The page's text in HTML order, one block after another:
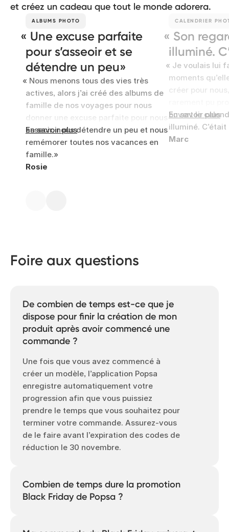
et créez un cadeau que tout le monde adorera.
ALBUMS PHOTO
Une excuse parfaite
pour s’asseoir et se
détendre un peu
Nous menons tous des vies très
actives, alors j’ai créé des albums de
famille de nos voyages pour nous
donner une excuse parfaite pour nous
asseoir, nous détendre un peu et nous
remémorer toutes nos vacances en
famille.
Rosie
En savoir plus
CALENDRIER
Son
illuminé.
Je voulais lui
moments
créer pour
ouvert le
illuminé.
Marc
En savoir plus
Foire aux questions
De combien de temps est-ce que je
dispose pour finir la création de mon
produit après avoir commencé une
commande ?
Une fois que vous avez commencé à
créer un modèle, l’application Popsa
enregistre automatiquement votre
progression afin que vous puissiez
prendre le temps que vous souhaitez pour
terminer votre commande. Assurez-vous
de le faire avant l’expiration des codes de
réduction le 30 novembre.
Combien de temps dure la promotion
Black Friday de Popsa ?
jusqu’au 30 novembre, alors assurez-vous